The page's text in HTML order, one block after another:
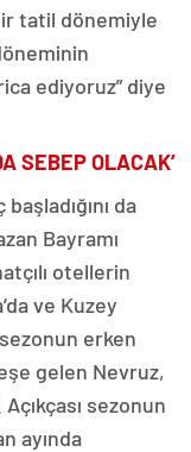
tatil dönemiyle
ediyoruz” diye
SEBEP OLACAK’
da
Bayramı
otellerin
ve Kuzey
sezonun erken
gelen Nevruz,
sezonun
ayında